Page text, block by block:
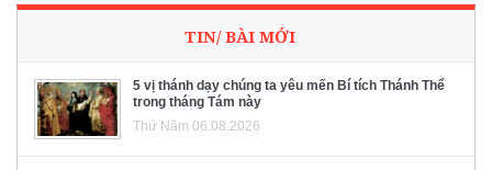
TIN/ BÀI MỚI
5 vị thánh dạy chúng ta yêu mến Bí tích Thánh Thể
trong tháng Tám này
Thứ Năm 06.08.2026